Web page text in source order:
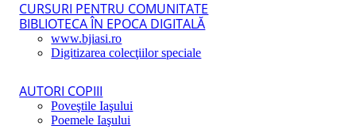
CURSURI PENTRU COMUNITATE
BIBLIOTECA ÎN EPOCA DIGITALĂ
www.bjiasi.ro
Digitizarea colecţiilor speciale
AUTORI COPIII
Poveştile Iaşului
Poemele Iaşului